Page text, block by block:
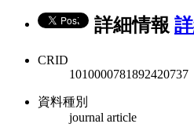
詳細情報
CRID
1010000781892420737
資料種別
journal article